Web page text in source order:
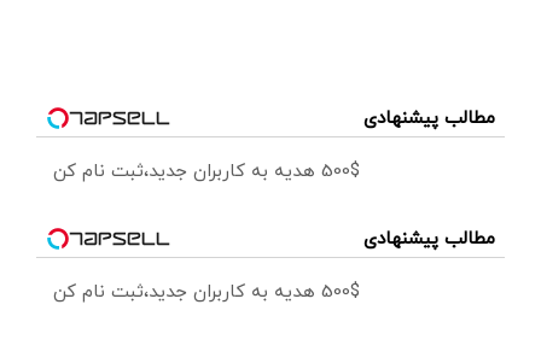
مطالب پیشنهادی
500$ هدیه به کاربران جدید،ثبت نام کن
مطالب پیشنهادی
500$ هدیه به کاربران جدید،ثبت نام کن